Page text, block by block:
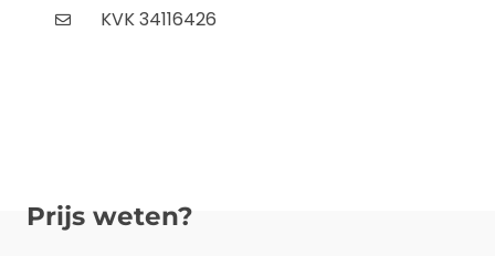
KVK 34116426
Prijs weten?